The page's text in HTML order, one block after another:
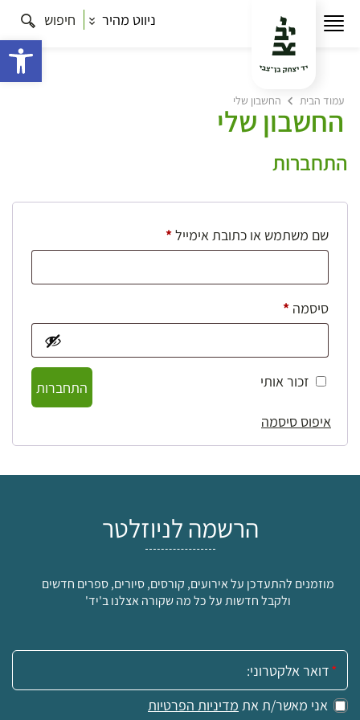
ניווט מהיר חיפוש
עמוד הבית החשבון שלי
החשבון שלי
התחברות
שם משתמש או כתובת אימייל*חובה
סיסמה *חובה
זכור אותי
התחברות
איפוס סיסמה
הרשמה לניוזלטר
מוזמנים להתעדכן על אירועים, קורסים, סיורים, ספרים חדשים
ולקבל חדשות על כל מה שקורה אצלנו ב'יד'
אימייל:
אני מאשר/ת את מדיניות הפרטיות